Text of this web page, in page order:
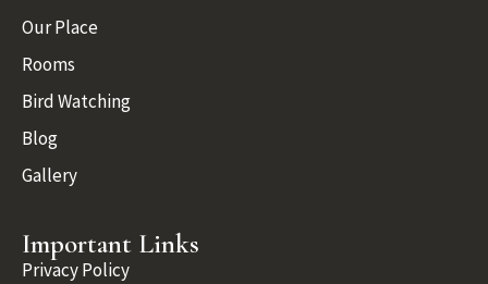
Our Place
Rooms
Bird Watching
Blog
Gallery
Important Links
Privacy Policy